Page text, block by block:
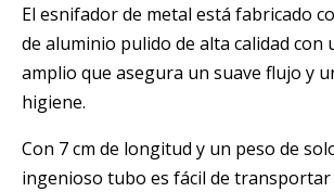
El esnifador de metal está fabricado
de aluminio pulido de alta calidad con
amplio que asegura un suave flujo y
higiene.
Con 7 cm de longitud y un peso de
ingenioso tubo es fácil de